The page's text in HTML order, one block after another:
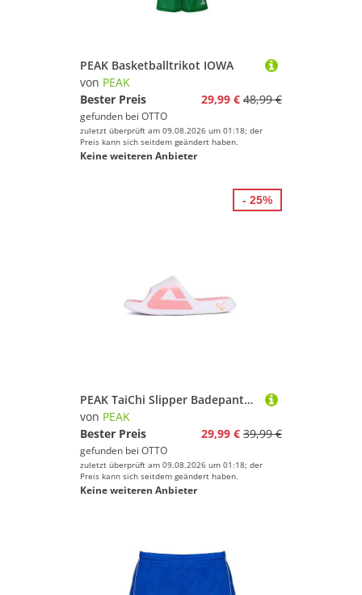
PEAK Basketballtrikot IOWA
von PEAK
Bester Preis
29,99 € 48,99 €
gefunden bei OTTO
zuletzt überprüft am 09.08.2026 um 01:18; der
Preis kann sich seitdem geändert haben.
Keine weiteren Anbieter
PEAK TaiChi Slipper Badepantolette
von PEAK
Bester Preis
29,99 € 39,99 €
gefunden bei OTTO
zuletzt überprüft am 09.08.2026 um 01:18; der
Preis kann sich seitdem geändert haben.
Keine weiteren Anbieter
- 25%